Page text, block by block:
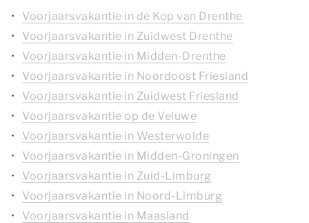
Voorjaarsvakantie in de Kop van Drenthe
Voorjaarsvakantie in Zuidwest Drenthe
Voorjaarsvakantie in Midden-Drenthe
Voorjaarsvakantie in Noordoost Friesland
Voorjaarsvakantie in Zuidwest Friesland
Voorjaarsvakantie op de Veluwe
Voorjaarsvakantie in Westerwolde
Voorjaarsvakantie in Midden-Groningen
Voorjaarsvakantie in Zuid-Limburg
Voorjaarsvakantie in Noord-Limburg
Voorjaarsvakantie in Maasland